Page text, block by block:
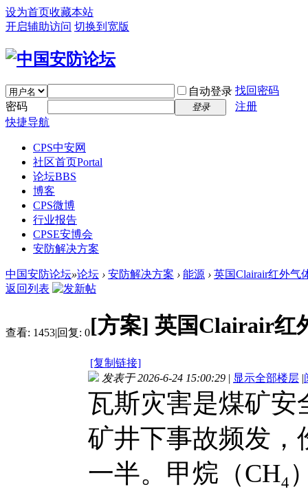
设为首页收藏本站
开启辅助访问 切换到宽版
自动登录 找回密码
密码
登录
注册
快捷导航
CPS中安网
社区首页Portal
论坛BBS
博客
CPS微博
行业报告
CPSE安博会
安防解决方案
中国安防论坛»论坛 › 安防解决方案 › 能源 › 英国Clairair红外气
返回列表
查看: 1453|回复: 0[方案] 英国Clairair红
[复制链接]
发表于 2026-6-24 15:00:29 | 显示全部楼层 |
瓦斯灾害是煤矿安
矿井下事故频发，
一半。甲烷（CH₄